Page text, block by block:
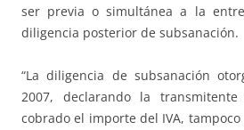
ser previa o simultánea a la
diligencia posterior de subsanación.
“La diligencia de subsanación
2007, declarando la
cobrado el importe del IVA,